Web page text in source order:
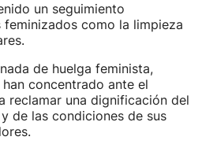
un seguimiento
como la limpieza
de huelga feminista,
concentrado ante el
reclamar una dignificación del
de las condiciones de sus